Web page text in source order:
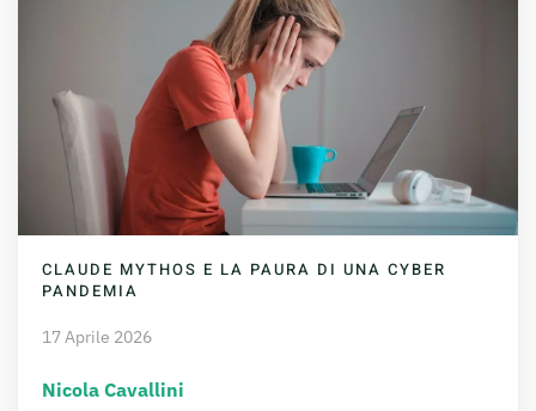
CLAUDE MYTHOS E LA PAURA DI UNA CYBER
PANDEMIA
17 Aprile 2026
Nicola Cavallini